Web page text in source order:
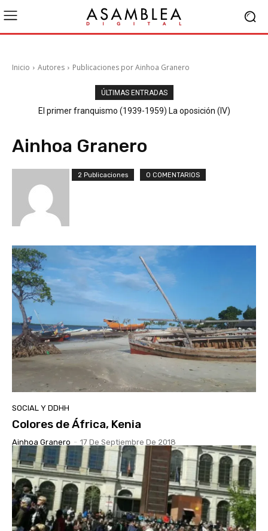
Inicio Autores Publicaciones por Ainhoa Granero
ÚLTIMAS ENTRADAS
El primer franquismo (1939-1959) La oposición (IV)
Ainhoa Granero
2 Publicaciones 0 COMENTARIOS
SOCIAL Y DDHH
Colores de África, Kenia
Ainhoa Granero - 17 De Septiembre De 2018